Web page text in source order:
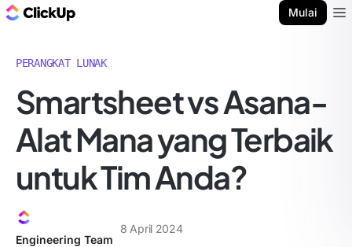
Mulai
PERANGKAT LUNAK
Smartsheet vs Asana-
Alat Mana yang Terbaik
untuk Tim Anda?
Engineering Team
8 April 2024